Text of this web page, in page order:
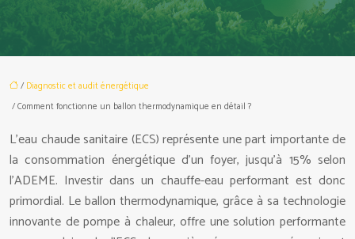
/ Diagnostic et audit énergétique
/ Comment fonctionne un ballon thermodynamique en détail ?
L’eau chaude sanitaire (ECS) représente une part importante de
la consommation énergétique d’un foyer, jusqu’à 15% selon
l’ADEME. Investir dans un chauffe-eau performant est donc
primordial. Le ballon thermodynamique, grâce à sa technologie
innovante de pompe à chaleur, offre une solution performante